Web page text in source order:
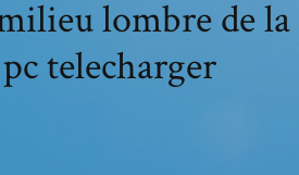
lombre de la
telecharger